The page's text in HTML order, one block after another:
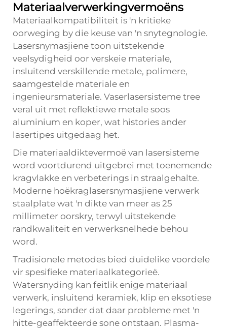
Materiaalverwerkingvermoëns
Materiaalkompatibiliteit is 'n kritieke
oorweging by die keuse van 'n snytegnologie.
Lasersnymasjiene toon uitstekende
veelsydigheid oor verskeie materiale,
insluitend verskillende metale, polimere,
saamgestelde materiale en
ingenieursmateriale. Vaserlasersisteme tree
veral uit met reflektiewe metale soos
aluminium en koper, wat histories ander
lasertipes uitgedaag het.
Die materiaaldiktevermoë van lasersisteme
word voortdurend uitgebrei met toenemende
kragvlakke en verbeterings in straalgehalte.
Moderne hoëkraglasersnymasjiene verwerk
staalplate wat 'n dikte van meer as 25
millimeter oorskry, terwyl uitstekende
randkwaliteit en verwerksnelhede behou
word.
Tradisionele metodes bied duidelike voordele
vir spesifieke materiaalkategorieë.
Watersnyding kan feitlik enige materiaal
verwerk, insluitend keramiek, klip en eksotiese
legerings, sonder dat daar probleme met 'n
hitte-geaffekteerde sone ontstaan. Plasma-